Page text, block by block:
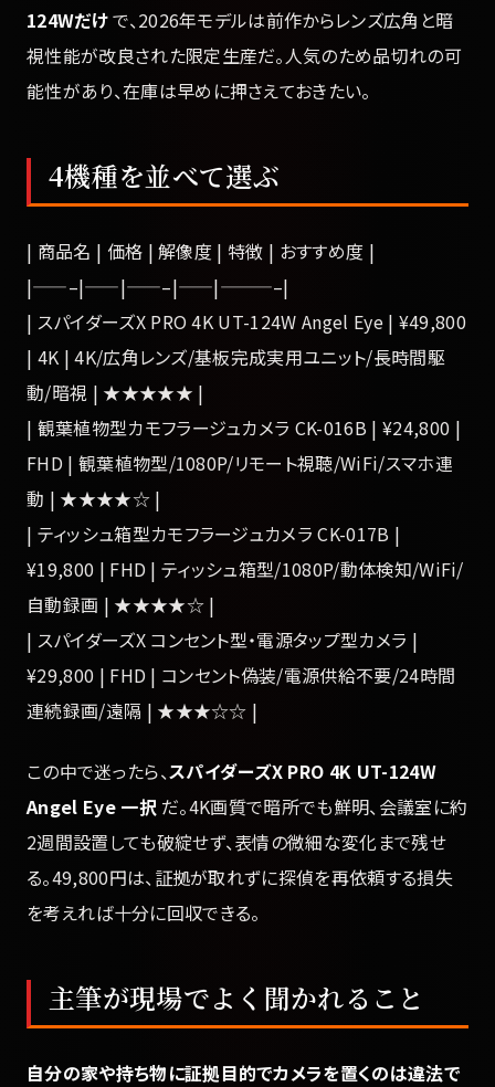
124Wだけで、2026年モデルは前作からレンズ広角と暗
視性能が改良された限定生産だ。人気のため品切れの可
能性があり、在庫は早めに押さえておきたい。
4機種を並べて選ぶ
| 商品名 | 価格 | 解像度 | 特徴 | おすすめ度 |
|——–|——|——–|——|———–|
| スパイダーズX PRO 4K UT-124W Angel Eye | ¥49,800
| 4K | 4K/広角レンズ/基板完成実用ユニット/長時間駆
動/暗視 | ★★★★★ |
| 観葉植物型カモフラージュカメラ CK-016B | ¥24,800 |
FHD | 観葉植物型/1080P/リモート視聴/WiFi/スマホ連
動 | ★★★★☆ |
| ティッシュ箱型カモフラージュカメラ CK-017B |
¥19,800 | FHD | ティッシュ箱型/1080P/動体検知/WiFi/
自動録画 | ★★★★☆ |
| スパイダーズX コンセント型・電源タップ型カメラ |
¥29,800 | FHD | コンセント偽装/電源供給不要/24時間
連続録画/遠隔 | ★★★☆☆ |
この中で迷ったら、スパイダーズX PRO 4K UT-124W
Angel Eye 一択だ。4K画質で暗所でも鮮明、会議室に約
2週間設置しても破綻せず、表情の微細な変化まで残せ
る。49,800円は、証拠が取れずに探偵を再依頼する損失
を考えれば十分に回収できる。
主筆が現場でよく聞かれること
自分の家や持ち物に証拠目的でカメラを置くのは違法で